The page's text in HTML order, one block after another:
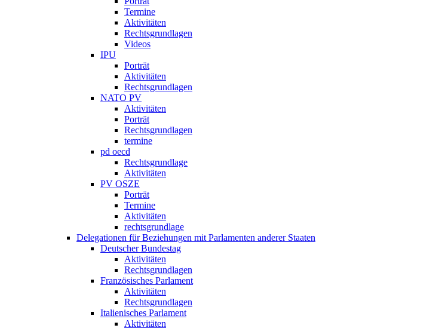
Termine
Aktivitäten
Rechtsgrundlagen
Videos
IPU
Porträt
Aktivitäten
Rechtsgrundlagen
NATO PV
Aktivitäten
Porträt
Rechtsgrundlagen
termine
pd oecd
Rechtsgrundlage
Aktivitäten
PV OSZE
Porträt
Termine
Aktivitäten
rechtsgrundlage
Delegationen für Beziehungen mit Parlamenten anderer Staaten
Deutscher Bundestag
Aktivitäten
Rechtsgrundlagen
Französisches Parlament
Aktivitäten
Rechtsgrundlagen
Italienisches Parlament
Aktivitäten